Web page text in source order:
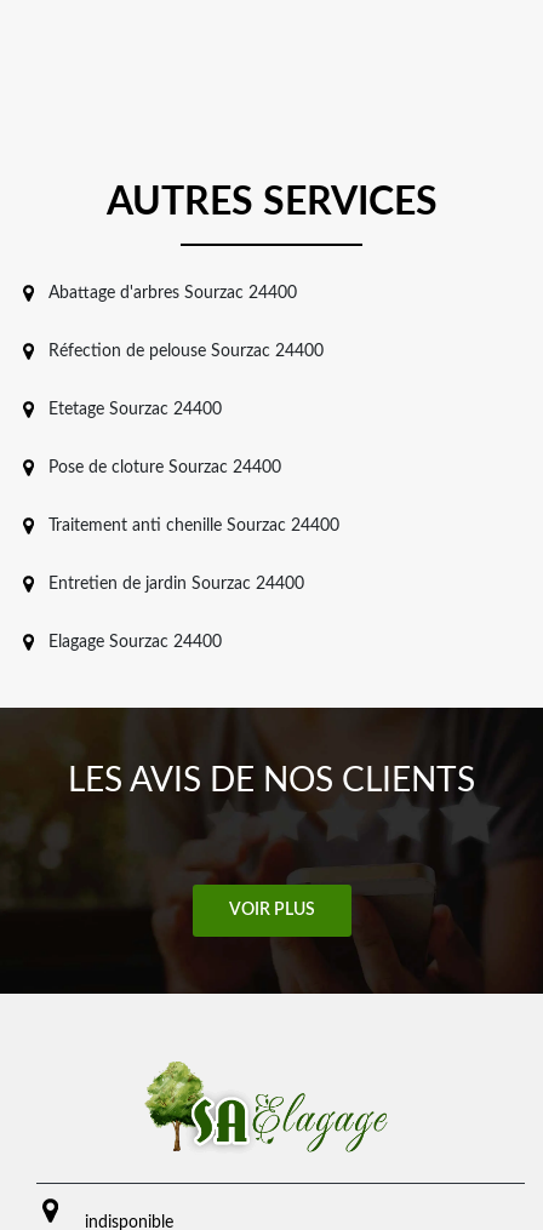
AUTRES SERVICES
Abattage d'arbres Sourzac 24400
Réfection de pelouse Sourzac 24400
Etetage Sourzac 24400
Pose de cloture Sourzac 24400
Traitement anti chenille Sourzac 24400
Entretien de jardin Sourzac 24400
Elagage Sourzac 24400
LES AVIS DE NOS CLIENTS
VOIR PLUS
indisponible